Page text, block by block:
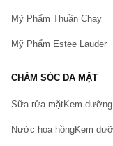
Bạn gặp vấn đề
Hãy báo lỗi cho
Mỹ Phẩm Thuần Chay
Mỹ Phẩm Estee Lauder
CHĂM SÓC DA MẶT
Sữa rửa mặtKem
Nước hoa hồngKem